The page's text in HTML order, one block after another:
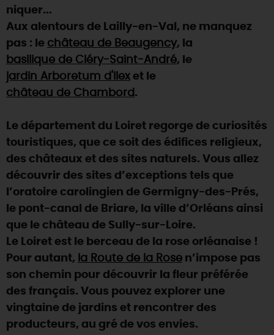
Programme des animations "Loiret au fil de l'eau"
2026
Où sortir ?
AUJOURD'HUI
DEMAIN
CE WEEK-END
CETTE SEMAINE
TOUT L'AGENDA
niquer...
Aux alentours de Lailly-en-Val, ne manquez
pas : le château de Beaugency, la
basilique de Cléry-Saint-André, le
jardin Arboretum d'Ilex et le
château de Chambord .
Le département du Loiret regorge de curiosités
touristiques, que ce soit des édifices religieux,
des châteaux et des sites naturels. Vous allez
découvrir des sites d’exceptions tels que
l’oratoire carolingien de Germigny-des-Prés,
le pont-canal de Briare, la ville d’Orléans ainsi
que le château de Sully-sur-Loire.
Le Loiret est le berceau de la rose orléanaise !
Pour autant, la Route de la Rose n’impose pas
son chemin pour découvrir la fleur préférée
des français. Vous pouvez explorer une
vingtaine de jardins et rencontrer des
producteurs, au gré de vos envies.